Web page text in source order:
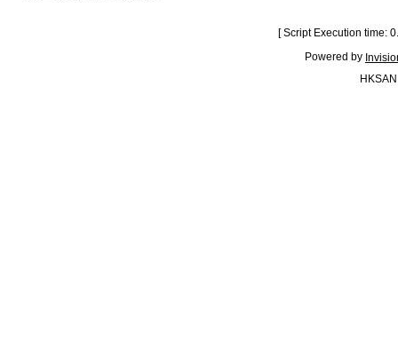
[ Script Execution time:
Powered by